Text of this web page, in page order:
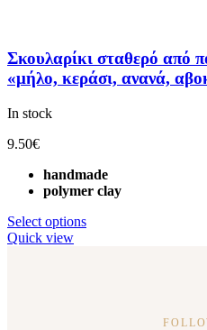
Σκουλαρίκι σταθερό από
«μήλο, κεράσι, ανανά,
In stock
9.50€
handmade
polymer clay
Select options
Quick view